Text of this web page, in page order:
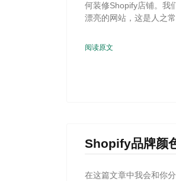
何装修Shopify店铺。我
漂亮的网站，这是人之常
阅读原文
Shopify品牌颜
在这篇文章中我会和你